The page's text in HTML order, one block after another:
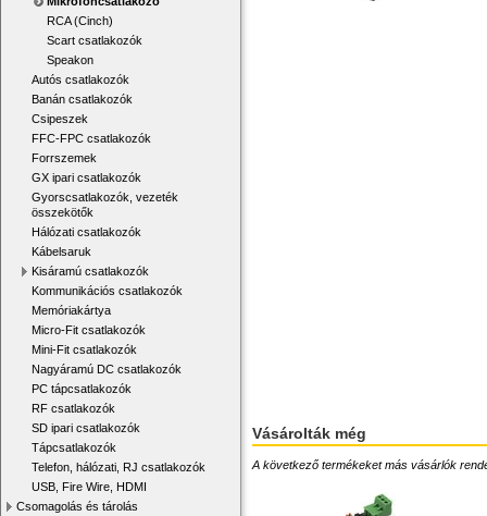
RCA (Cinch)
Scart csatlakozók
Speakon
Autós csatlakozók
Banán csatlakozók
Csipeszek
FFC-FPC csatlakozók
Forrszemek
GX ipari csatlakozók
Gyorscsatlakozók, vezeték
összekötők
Hálózati csatlakozók
Kábelsaruk
Kisáramú csatlakozók
Kommunikációs csatlakozók
Memóriakártya
Micro-Fit csatlakozók
Mini-Fit csatlakozók
Nagyáramú DC csatlakozók
PC tápcsatlakozók
RF csatlakozók
SD ipari csatlakozók
Tápcsatlakozók
Telefon, hálózati, RJ csatlakozók
USB, Fire Wire, HDMI
Csomagolás és tárolás
Vásárolták még
A következő termékeket más vásárlók